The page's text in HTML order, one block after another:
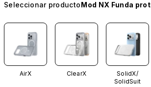
Seleccionar productoMod NX Funda
AirX ClearX
SolidX/
SolidSuit